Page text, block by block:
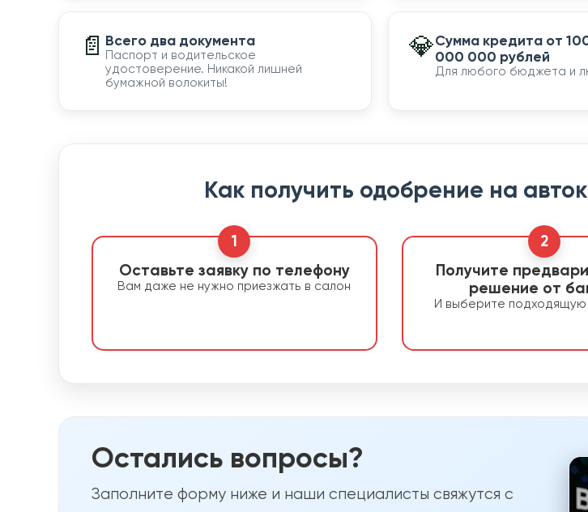
📄 Всего два документа
Паспорт и водительское
удостоверение. Никакой лишней
бумажной волокиты!
💎Сумма кредита от
000 000 рублей
Для любого бюджета и
Как получить одобрение на
1
Оставьте заявку по телефону
Вам даже не нужно приезжать в салон
2
Получите
решение от
И выберите подходящую
Остались вопросы?
Заполните форму ниже и наши специалисты свяжутся с